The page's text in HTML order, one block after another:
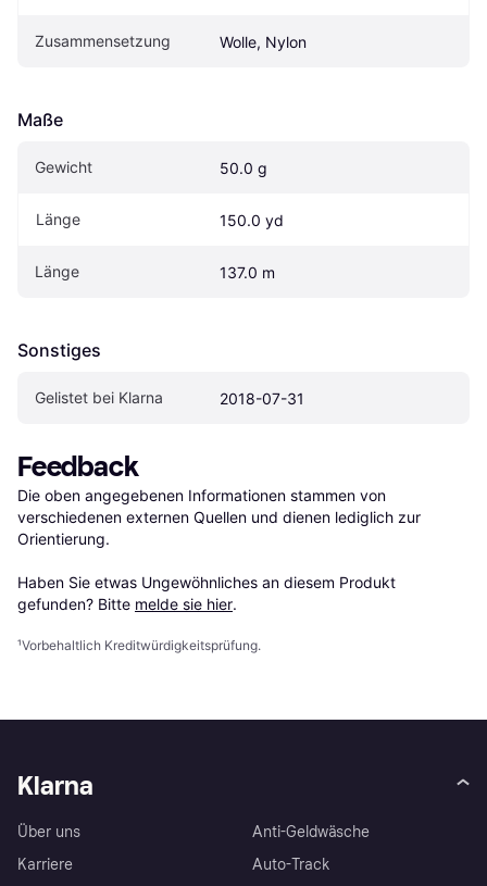
Zusammensetzung Wolle, Nylon
Maße
Gewicht 50.0 g
Länge 150.0 yd
Länge 137.0 m
Sonstiges
Gelistet bei Klarna 2018-07-31
Feedback
Die oben angegebenen Informationen stammen von
verschiedenen externen Quellen und dienen lediglich zur
Orientierung.
Haben Sie etwas Ungewöhnliches an diesem Produkt
gefunden? Bitte melde sie hier.
¹Vorbehaltlich Kreditwürdigkeitsprüfung.
Klarna
Über uns
Karriere
Anti-Geldwäsche
Auto-Track